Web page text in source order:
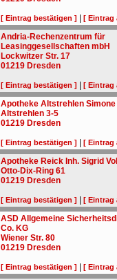
[ Eintrag bestätigen ] |[ Eintrag
Andria-Rechenzentrum für
Leasinggesellschaften mbH
Lockwitzer Str. 17
01219 Dresden
[ Eintrag bestätigen ] |[ Eintrag
Apotheke Altstrehlen
Altstrehlen 3-5
01219 Dresden
[ Eintrag bestätigen ] |[ Eintrag
Apotheke Reick Inh. Sigrid
Otto-Dix-Ring 61
01219 Dresden
[ Eintrag bestätigen ] |[ Eintrag
ASD Allgemeine
Co. KG
Wiener Str. 80
01219 Dresden
[ Eintrag bestätigen ] |[ Eintrag